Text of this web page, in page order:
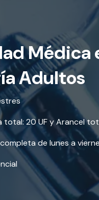
Médica
Adultos
total: 20 UF y Arancel
de lunes a